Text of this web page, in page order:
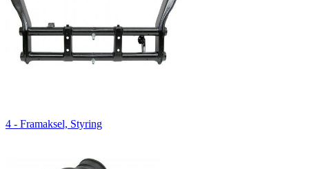
4 - Framaksel, Styring